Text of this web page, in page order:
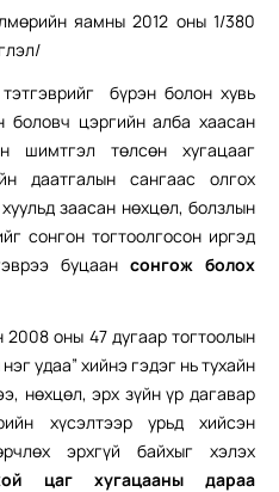
яамны 2012 оны 1/380
бүрэн болон хувь
боловч цэргийн алба хаасан
шимтгэл төлсөн хугацааг
даатгалын сангаас олгох
заасан нөхцөл, болзлын
сонгон тогтоолгосон иргэд
буцаан сонгож болох
оны 47 дугаар тогтоолын
удаа” хийнэ гэдэг нь тухайн
нөхцөл, эрх зүйн үр дагавар
хүсэлтээр урьд хийсэн
эрхгүй байхыг хэлэх
цаг хугацааны дараа